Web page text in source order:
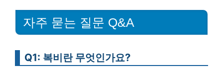
자주 묻는 질문 Q&A
Q1: 복비란 무엇인가요?